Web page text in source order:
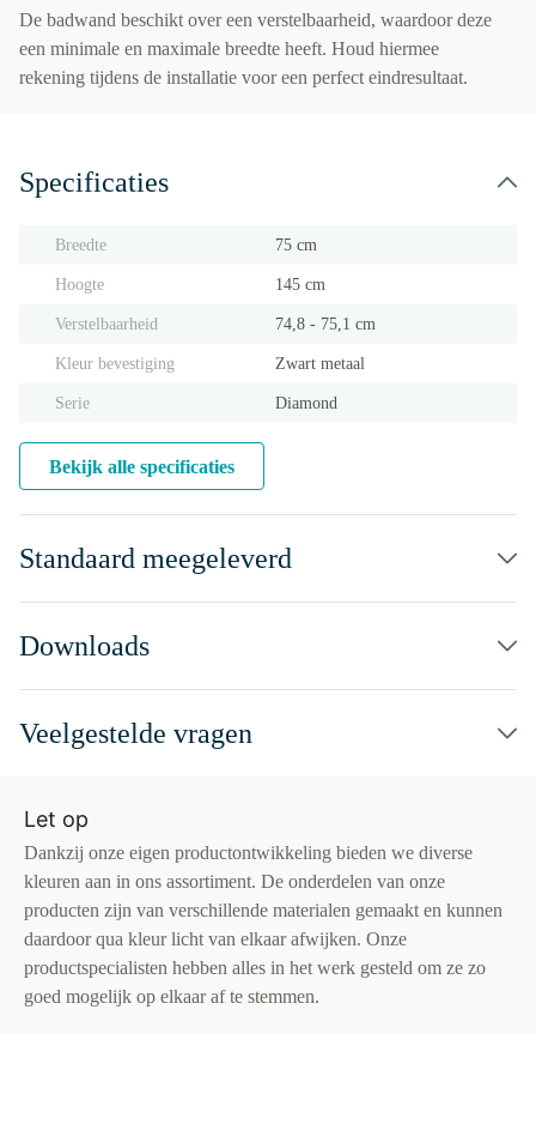
De badwand beschikt over een verstelbaarheid, waardoor deze
een minimale en maximale breedte heeft. Houd hiermee
rekening tijdens de installatie voor een perfect eindresultaat.
Specificaties
Breedte 75 cm
Hoogte 145 cm
Verstelbaarheid 74,8 - 75,1 cm
Kleur bevestiging Zwart metaal
Serie Diamond
Bekijk alle specificaties
Standaard meegeleverd
Downloads
Veelgestelde vragen
Let op
Dankzij onze eigen productontwikkeling bieden we diverse
kleuren aan in ons assortiment. De onderdelen van onze
producten zijn van verschillende materialen gemaakt en kunnen
daardoor qua kleur licht van elkaar afwijken. Onze
productspecialisten hebben alles in het werk gesteld om ze zo
goed mogelijk op elkaar af te stemmen.